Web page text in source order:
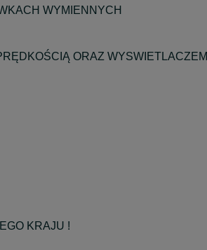
WYMIENNYCH
ORAZ WYSWIETLACZEM
KRAJU !